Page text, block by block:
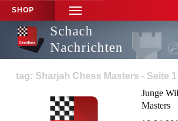
SHOP
TOGGLE
NAVIGATION
Schach
Nachrichten
tag: Sharjah Chess Masters - Seite 1
Junge
Masters